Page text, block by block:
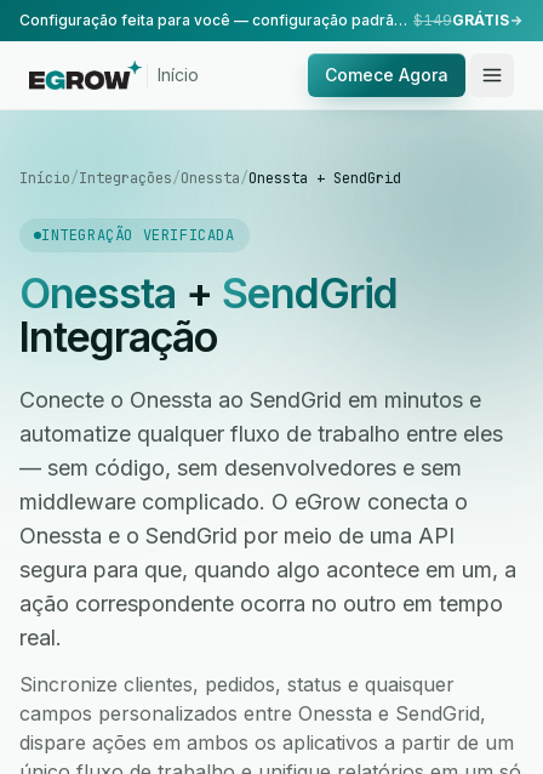
Configuração feita para você — configuração padrão, realizada pela nossa equipe. $149GRÁTIS
Início Comece Agora
Início/Integrações/Onessta/Onessta + SendGrid
INTEGRAÇÃO VERIFICADA
Onessta + SendGrid
Integração
Conecte o Onessta ao SendGrid em minutos e
automatize qualquer fluxo de trabalho entre eles
— sem código, sem desenvolvedores e sem
middleware complicado. O eGrow conecta o
Onessta e o SendGrid por meio de uma API
segura para que, quando algo acontece em um, a
ação correspondente ocorra no outro em tempo
real.
Sincronize clientes, pedidos, status e quaisquer
campos personalizados entre Onessta e SendGrid,
dispare ações em ambos os aplicativos a partir de um